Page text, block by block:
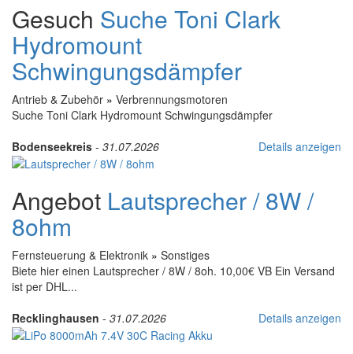
Gesuch Suche Toni Clark
Hydromount
Schwingungsdämpfer
Antrieb & Zubehör » Verbrennungsmotoren
Suche Toni Clark Hydromount Schwingungsdämpfer
Bodenseekreis - 31.07.2026 Details anzeigen
Angebot Lautsprecher / 8W /
8ohm
Fernsteuerung & Elektronik » Sonstiges
Biete hier einen Lautsprecher / 8W / 8oh. 10,00€ VB Ein Versand
ist per DHL...
Recklinghausen - 31.07.2026 Details anzeigen